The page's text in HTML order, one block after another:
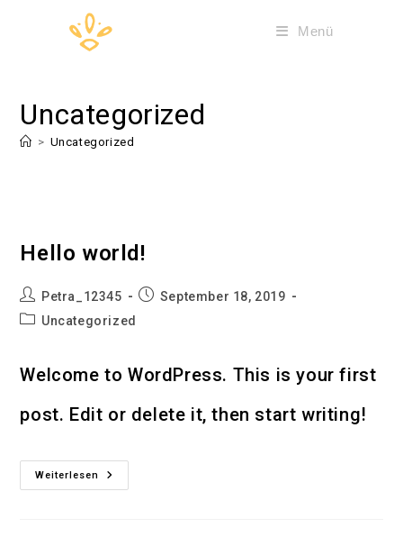
Menü
Uncategorized
> Uncategorized
Hello world!
Beitrags-
Autor:
Petra_12345
BeitragSeptember 18, 2019
Beitrags-
Uncategorized
Welcome to WordPress. This is your first
post. Edit or delete it, then start writing!
Weiterlesen
Hello
World!